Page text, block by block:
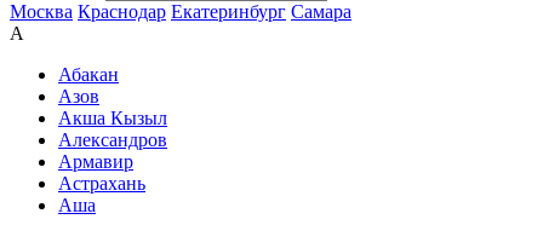
Москва Краснодар Екатеринбург Самара
А
Абакан
Азов
Акша Кызыл
Александров
Армавир
Астрахань
Аша